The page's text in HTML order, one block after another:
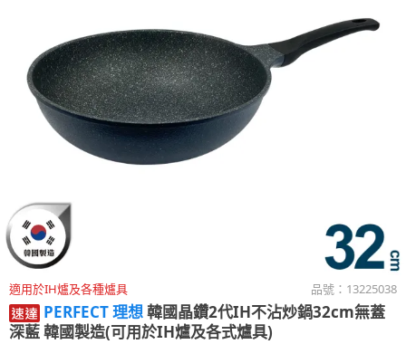
適用於IH爐及各種爐具 品號： 13225038
PERFECT 理想韓國晶鑽2代IH不沾炒鍋32cm無蓋
深藍 韓國製造(可用於IH爐及各式爐具)